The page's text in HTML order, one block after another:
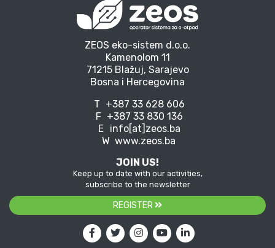
ZEOS eko-sistem d.o.o.
Kamenolom 11
71215 Blažuj, Sarajevo
Bosna i Hercegovina
T +387 33 628 606
F +387 33 830 136
E info[at]zeos.ba
W www.zeos.ba
JOIN US!
Keep up to date with our activities,
subscribe to the newsletter
REGISTER